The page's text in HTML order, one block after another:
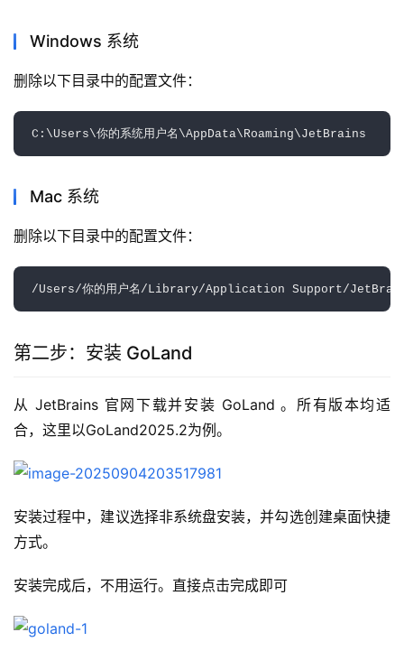
Windows 系统
删除以下目录中的配置文件：
Mac 系统
删除以下目录中的配置文件：
第二步：安装 GoLand
从 JetBrains 官网下载并安装 GoLand 。所有版本均适
合，这里以GoLand2025.2为例。
安装过程中，建议选择非系统盘安装，并勾选创建桌面快捷
方式。
安装完成后，不用运行。直接点击完成即可